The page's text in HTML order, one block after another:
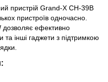
пристрій Grand-X CH-39B
пристроїв одночасно.
дозволяє ефективно
інші гаджети з підтримкою